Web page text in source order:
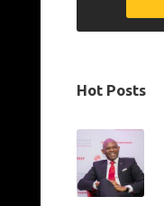
Hot Posts